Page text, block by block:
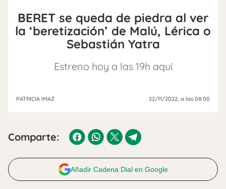
BERET se queda de piedra al ver
la ‘beretización’ de Malú, Lérica o
Sebastián Yatra
Estreno hoy a las 19h aquí
PATRICIA IMAZ 22/11/2022, a las 08:00
Comparte:
Añadir Cadena Dial en Google